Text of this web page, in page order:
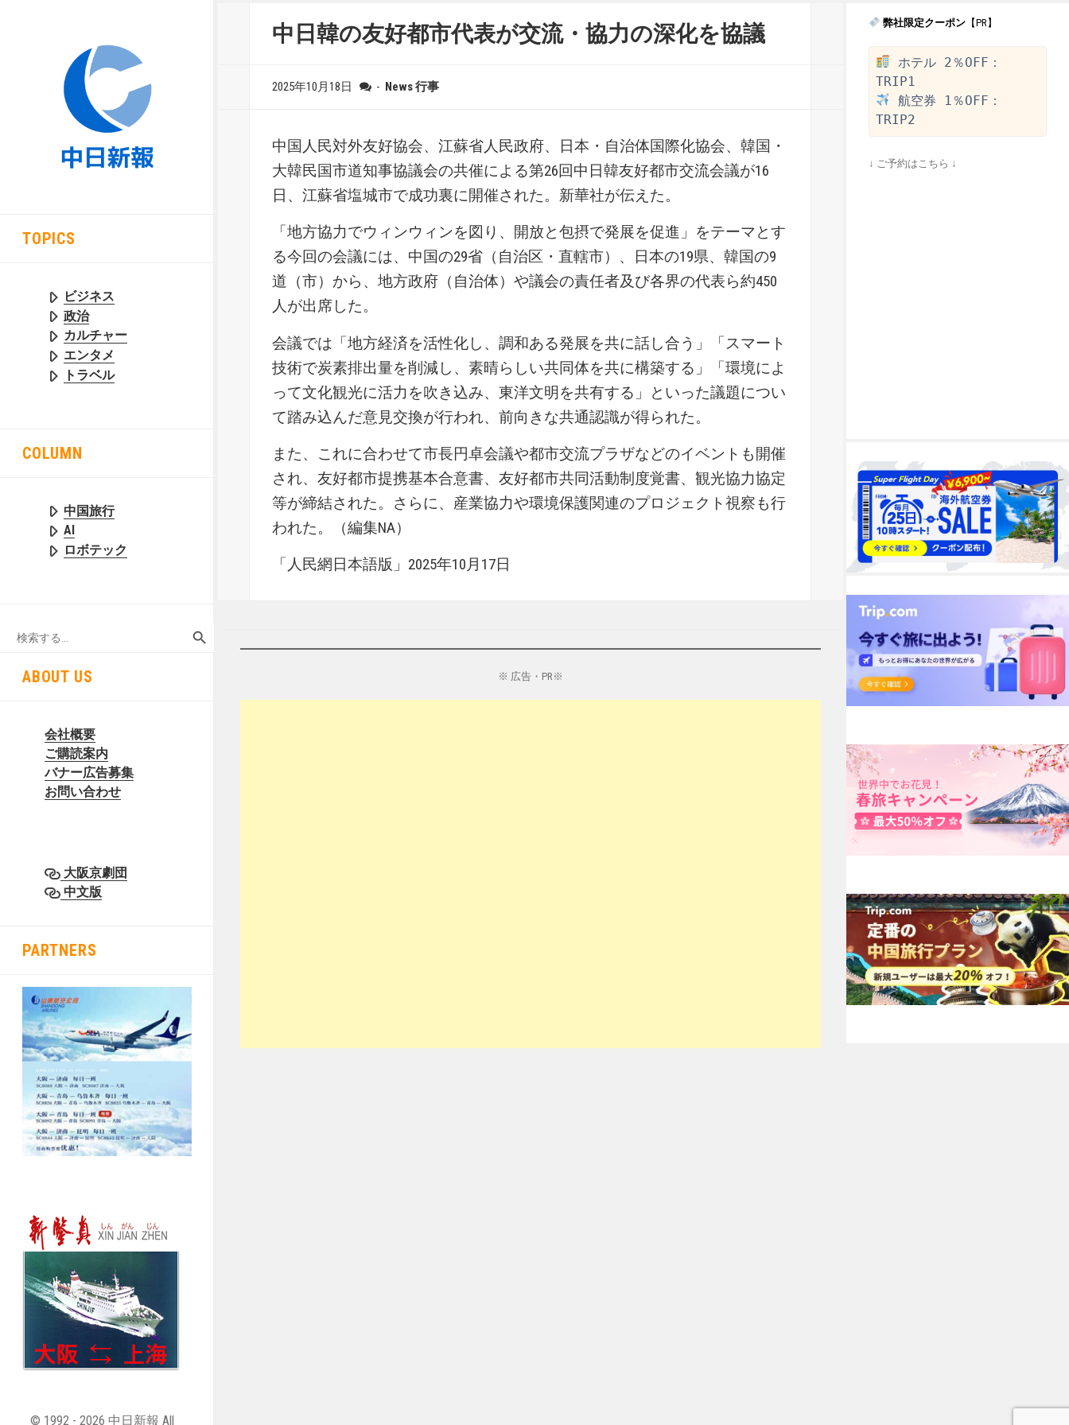
TOPICS
ビジネス
政治
カルチャー
エンタメ
トラベル
COLUMN
中国旅行
AI
ロボテック
Search
ABOUT US
会社概要
ご購読案内
バナー広告募集
お問い合わせ
大阪京劇団
中文版
PARTNERS
© 1992 - 2026 中日新報 All
中日韓の友好都市代表が交流・協力の深化を協議
2025年10月18日 - News行事
中国人民対外友好協会、江蘇省人民政府、日本・自治体国際化協会、韓国・
大韓民国市道知事協議会の共催による第26回中日韓友好都市交流会議が16
日、江蘇省塩城市で成功裏に開催された。新華社が伝えた。
「地方協力でウィンウィンを図り、開放と包摂で発展を促進」をテーマとす
る今回の会議には、中国の29省（自治区・直轄市）、日本の19県、韓国の9
道（市）から、地方政府（自治体）や議会の責任者及び各界の代表ら約450
人が出席した。
会議では「地方経済を活性化し、調和ある発展を共に話し合う」「スマート
技術で炭素排出量を削減し、素晴らしい共同体を共に構築する」「環境によ
って文化観光に活力を吹き込み、東洋文明を共有する」といった議題につい
て踏み込んだ意見交換が行われ、前向きな共通認識が得られた。
また、これに合わせて市長円卓会議や都市交流プラザなどのイベントも開催
され、友好都市提携基本合意書、友好都市共同活動制度覚書、観光協力協定
等が締結された。さらに、産業協力や環境保護関連のプロジェクト視察も行
われた。（編集NA）
「人民網日本語版」2025年10月17日
※ 広告・PR※
弊社限定クーポン【PR】
ホテル 2％OFF：
航空券 1％OFF：
↓ ご予約はこちら ↓